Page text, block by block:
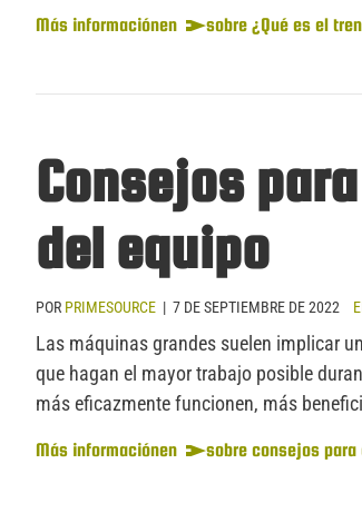
Más informaciónen sobre ¿Qué es el
Consejos
del equipo
POR PRIMESOURCE | 7 DE SEPTIEMBRE DE 2022
Las máquinas grandes suelen implicar
que hagan el mayor trabajo posible
más eficazmente funcionen, más
Más informaciónen sobre consejos